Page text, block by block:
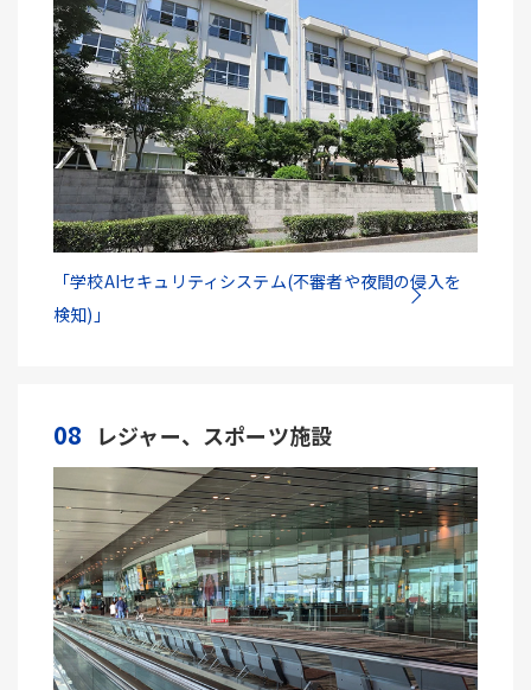
「学校AIセキュリティシステム(不審者や夜間の侵入を
検知)」
08 レジャー、スポーツ施設